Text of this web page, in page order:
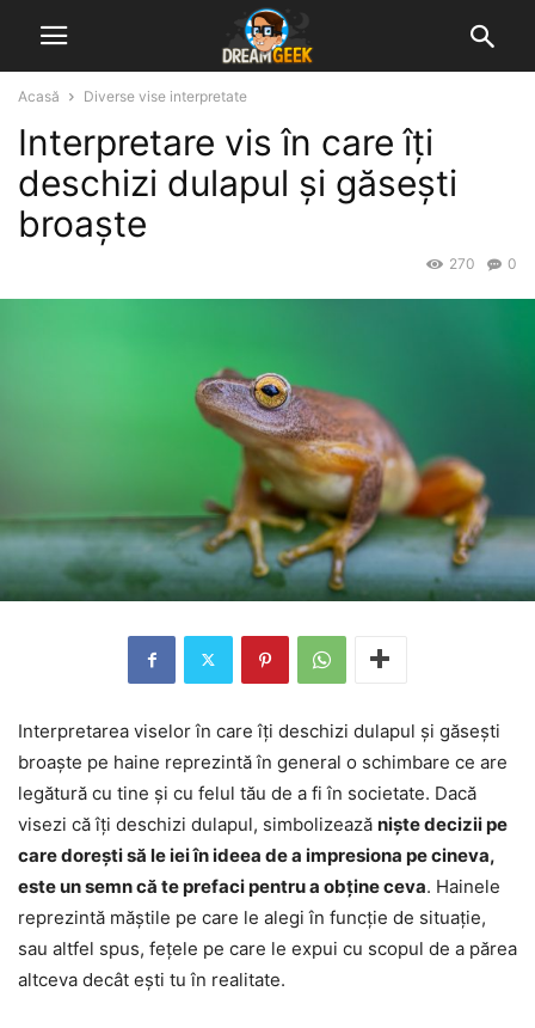
Acasă Diverse vise interpretate
Interpretare vis în care îți
deschizi dulapul și găsești
broaște
0
270
Interpretarea viselor în care îți deschizi dulapul și găsești
broaște pe haine reprezintă în general o schimbare ce are
legătură cu tine și cu felul tău de a fi în societate. Dacă
visezi că îți deschizi dulapul, simbolizează niște decizii pe
care dorești să le iei în ideea de a impresiona pe cineva,
este un semn că te prefaci pentru a obține ceva. Hainele
reprezintă măștile pe care le alegi în funcție de situație,
sau altfel spus, fețele pe care le expui cu scopul de a părea
altceva decât ești tu în realitate.